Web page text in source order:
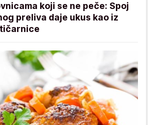
koji se ne peče: Spoj
preliva daje ukus kao iz